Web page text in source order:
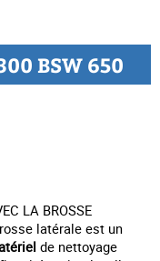
BSW 650
LA BROSSE
latérale est un
de nettoyage